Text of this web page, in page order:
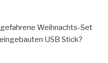
Weihnachts-Set
USB Stick?